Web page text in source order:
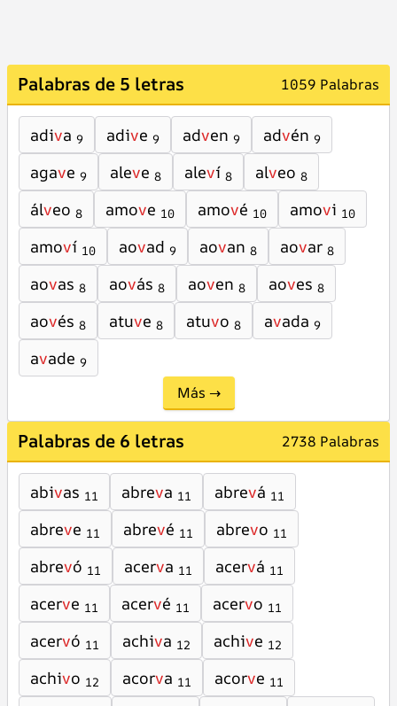
Palabras de 5 letras 1059 Palabras
adiva 9 adive 9 adven 9 advén 9
agave 9 aleve 8 aleví 8 alveo 8
álveo 8 amove 10 amové 10 amovi 10
amoví 10 aovad 9 aovan 8 aovar 8
aovas 8 aovás 8 aoven 8 aoves 8
aovés 8 atuve 8 atuvo 8 avada 9
avade 9
Más →
Palabras de 6 letras 2738 Palabras
abivas 11 abreva 11 abrevá 11
abreve 11 abrevé 11 abrevo 11
abrevó 11 acerva 11 acervá 11
acerve 11 acervé 11 acervo 11
acervó 11 achiva 12 achive 12
achivo 12 acorva 11 acorve 11